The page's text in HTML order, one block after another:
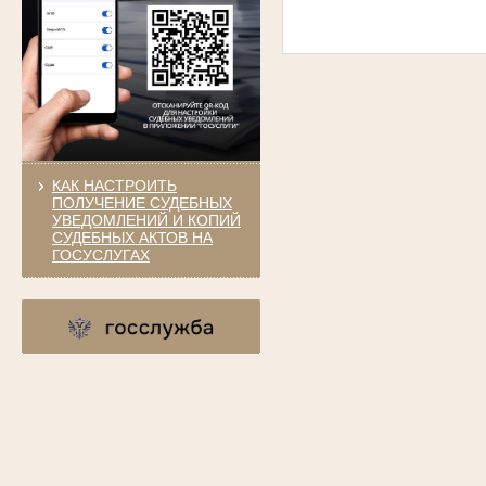
КАК НАСТРОИТЬ
ПОЛУЧЕНИЕ СУДЕБНЫХ
УВЕДОМЛЕНИЙ И КОПИЙ
СУДЕБНЫХ АКТОВ НА
ГОСУСЛУГАХ